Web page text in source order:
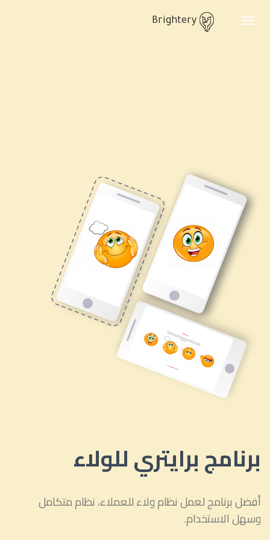
Toggle
Brightery
برنامج برايتري للولاء
أفضل برنامج لعمل نظام ولاء للعملاء، نظام متكامل
وسهل الاستخدام.